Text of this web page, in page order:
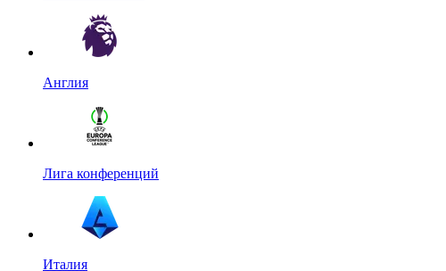
Англия
Лига конференций
Италия